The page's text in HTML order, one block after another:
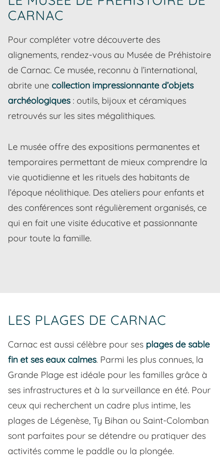
CARNAC
Pour compléter votre découverte des
alignements, rendez-vous au Musée de Préhistoire
de Carnac. Ce musée, reconnu à l’international,
abrite une collection impressionnante d’objets
archéologiques: outils, bijoux et céramiques
retrouvés sur les sites mégalithiques.
Le musée offre des expositions permanentes et
temporaires permettant de mieux comprendre la
vie quotidienne et les rituels des habitants de
l’époque néolithique. Des ateliers pour enfants et
des conférences sont régulièrement organisés, ce
qui en fait une visite éducative et passionnante
pour toute la famille.
LES PLAGES DE CARNAC
Carnac est aussi célèbre pour ses plages de sable
fin et ses eaux calmes. Parmi les plus connues, la
Grande Plage est idéale pour les familles grâce à
ses infrastructures et à la surveillance en été. Pour
ceux qui recherchent un cadre plus intime, les
plages de Légenèse, Ty Bihan ou Saint-Colomban
sont parfaites pour se détendre ou pratiquer des
activités comme le paddle ou la plongée.